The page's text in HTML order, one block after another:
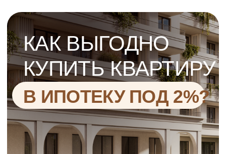
ЕЖЕМЕСЯЧНЫЙ
ПЛАТЁЖ
ОТ 22 177 ₽!
Перейти в каталог